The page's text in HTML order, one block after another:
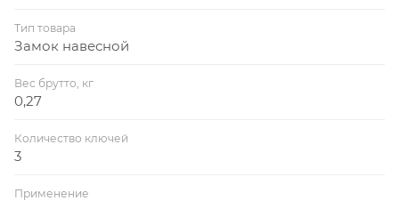
Тип товара
Замок навесной
Вес брутто, кг
0,27
Количество ключей
3
Применение